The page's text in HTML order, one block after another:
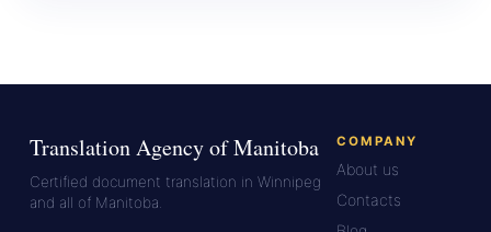
Translation Agency of Manitoba
Certified document translation in Winnipeg
and all of Manitoba.
COMPANY
About us
Contacts